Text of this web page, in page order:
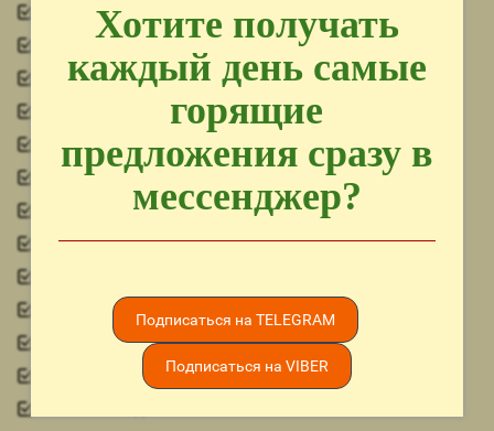
Хотите получать
каждый день самые
горящие
предложения сразу в
мессенджер?
Подписаться на TELEGRAM
Подписаться на VIBER
амфитеатр
бильярд
водное поло
волейбольная площадка на пляже
дневные спортивно-развлекательные программы
настольный теннис